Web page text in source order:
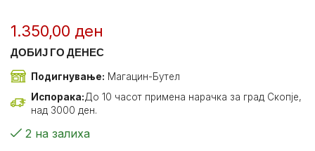
1.350,00 ден
ДОБИЈ ГО ДЕНЕС
Подигнување: Магацин-Бутел
Испорака:До 10 часот примена нарачка за град Скопје,
над 3000 ден.
2 на залиха